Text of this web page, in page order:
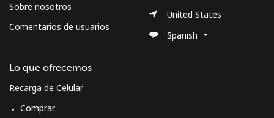
Sobre nosotros
Comentarios de usuarios
Lo que ofrecemos
Recarga de Celular
Comprar
United States
Spanish